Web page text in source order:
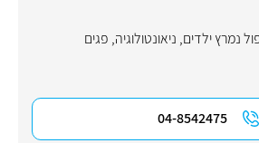
נמרץ ילדים, ניאונטולוגיה, פגים
04-8542475